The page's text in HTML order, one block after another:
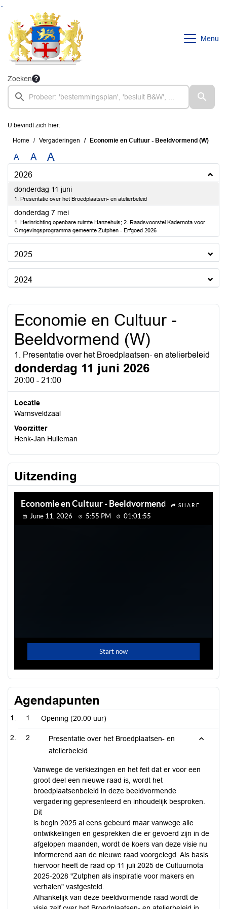
Ga naar de inhoud van deze pagina
Ga naar het zoeken
Ga naar het menu
Menu
Zoeken
U bevindt zich hier:
Home Vergaderingen Economie en Cultuur - Beeldvormend (W)
A A A
2026
donderdag 11 juni2026
1. Presentatie over het Broedplaatsen- en atelierbeleid
donderdag 7 mei2026
1. Herinrichting openbare ruimte Hanzehuis; 2. Raadsvoorstel Kadernota voor
Omgevingsprogramma gemeente Zutphen - Erfgoed 2026
2025
2024
Economie en Cultuur -
Beeldvormend (W)
1. Presentatie over het Broedplaatsen- en atelierbeleid
donderdag 11 juni 2026
20:00 - 21:00
Locatie
Warnsveldzaal
Voorzitter
Henk-Jan Hulleman
Uitzending
Agendapunten
1 Opening (20.00 uur)
2
Presentatie over het Broedplaatsen- en
atelierbeleid
Vanwege de verkiezingen en het feit dat er voor een
groot deel een nieuwe raad is, wordt het
broedplaatsenbeleid in deze beeldvormende
vergadering gepresenteerd en inhoudelijk besproken.
Dit
is begin 2025 al eens gebeurd maar vanwege alle
ontwikkelingen en gesprekken die er gevoerd zijn in de
afgelopen maanden, wordt de koers van deze visie nu
informerend aan de nieuwe raad voorgelegd. Als basis
hiervoor heeft de raad op 11 juli 2025 de Cultuurnota
2025-2028 "Zutphen als inspiratie voor makers en
verhalen" vastgesteld.
Afhankelijk van deze beeldvormende raad wordt de